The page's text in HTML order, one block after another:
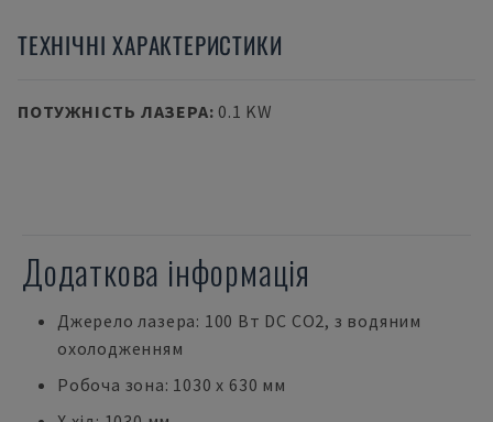
ТЕХНІЧНІ ХАРАКТЕРИСТИКИ
ПОТУЖНІСТЬ ЛАЗЕРА: 0.1 KW
Додаткова інформація
Джерело лазера: 100 Вт DC CO2, з водяним
охолодженням
Робоча зона: 1030 x 630 мм